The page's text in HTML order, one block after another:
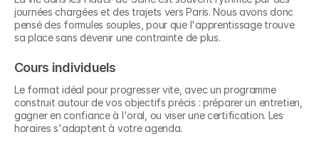
journées chargées et des trajets vers Paris. Nous avons donc
pensé des formules souples, pour que l'apprentissage trouve
sa place sans devenir une contrainte de plus.
Cours individuels
Le format idéal pour progresser vite, avec un programme
construit autour de vos objectifs précis : préparer un entretien,
gagner en confiance à l'oral, ou viser une certification. Les
horaires s'adaptent à votre agenda.